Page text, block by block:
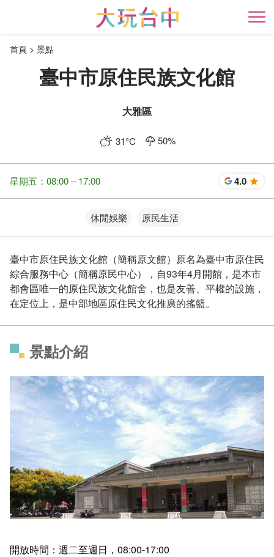
開
首頁 景點
臺中市原住民族文化館
大雅區
31°C 50%
星期五：08:00 – 17:00 4.0 星
休閒娛樂 原民生活
臺中市原住民族文化館（簡稱原文館）原名為臺中市原住民
綜合服務中心（簡稱原民中心），自93年4月開館，是本市
都會區唯一的原住民族文化館舍，也是友善、平權的設施，
在定位上，是中部地區原住民文化推廣的搖籃。
景點介紹
開放時間：週二至週日，08:00-17:00